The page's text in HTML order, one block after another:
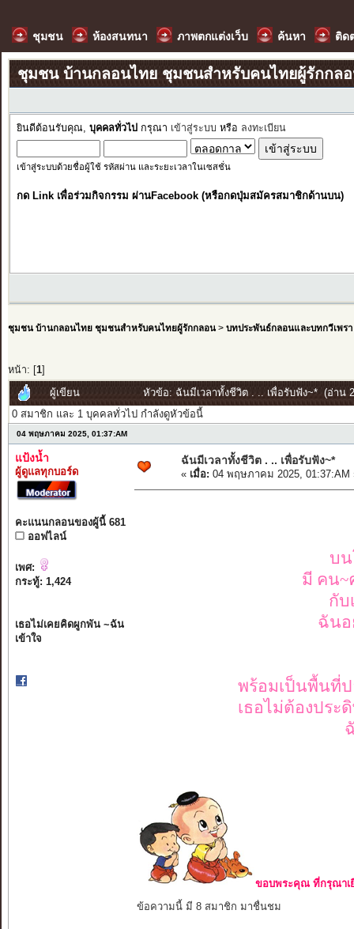
ชุมชน ห้องสนทนา ภาพตกแต่งเว็บ ค้นหา ติด
ชุมชน บ้านกลอนไทย ชุมชนสำหรับคนไทยผู้รักกล
ยินดีต้อนรับคุณ, บุคคลทั่วไป กรุณา เข้าสู่ระบบ หรือ ลงทะเบียน
เข้าสู่ระบบด้วยชื่อผู้ใช้ รหัสผ่าน และระยะเวลาในเซสชั่น
กด Link เพื่อร่วมกิจกรรม ผ่านFacebook (หรือกดปุ่มสมัครสมาชิกด้านบน)
ชุมชน บ้านกลอนไทย ชุมชนสำหรับคนไทยผู้รักกลอน> บทประพันธ์กลอนและบทกวีเพรา
หน้า: [ 1]
ผู้เขียน
หัวข้อ: ฉันมีเวลาทั้งชีวิต . .. เพื่อรับฟัง~* (อ่าน
0 สมาชิก และ 1 บุคคลทั่วไป กำลังดูหัวข้อนี้
04 พฤษภาคม 2025, 01:37:AM
แป้งน้ำ
ผู้ดูแลทุกบอร์ด
คะแนนกลอนของผู้นี้ 681
ออฟไลน์
เพศ:
กระทู้: 1,424
เธอไม่เคยคิดผูกพัน ~ฉัน
เข้าใจ
ฉันมีเวลาทั้งชีวิต . .. เพื่อรับฟัง~*
« เมื่อ: 04 พฤษภาคม 2025, 01:37:AM
บน
มี คน~
กับ
ฉันอ
พร้อมเป็นพื้นที่ป
เธอไม่ต้องประ
ขอบพระคุณ ที่กรุณาเ
ข้อความนี้ มี 8 สมาชิก มาชื่นชม